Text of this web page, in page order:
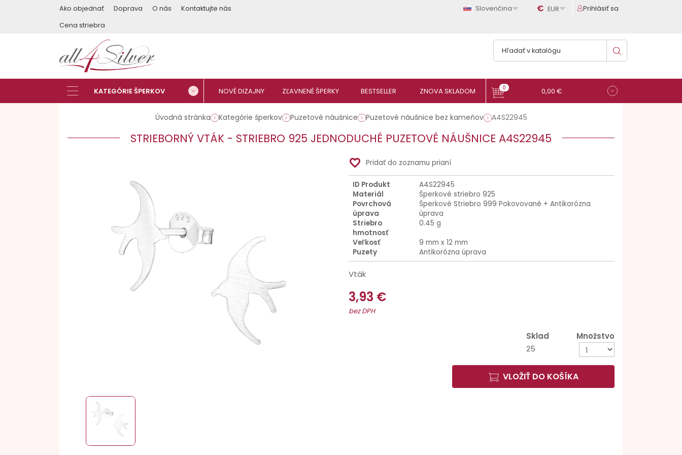
Ako objednať Doprava O nás
Kontaktujte nás
Cena striebra
Slovenčina € EUR Prihlásiť sa
0 0,00 €
Úvodná stránka Kategórie šperkov Puzetové náušnice Puzetové náušnice bez kameňov A4S22945
STRIEBORNÝ VTÁK - STRIEBRO 925 JEDNODUCHÉ PUZETOVÉ NÁUŠNICE A4S22945
favorite_border Pridať do zoznamu prianí
ID Produkt
A4S22945
Materiál
Šperkové striebro 925
Povrchová
úprava
Šperkové Striebro 999 Pokovované + Antikorózna
úprava
Striebro
hmotnosť
0.45 g
Veľkosť
9 mm x 12 mm
Puzety
Antikorózna úprava
Vták
3,93 €
bez DPH
Sklad
25
Množstvo
VLOŽIŤ DO KOŠÍKA